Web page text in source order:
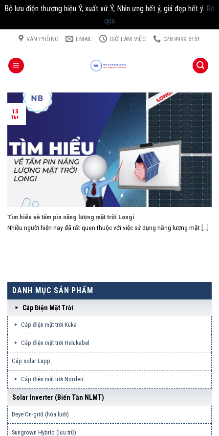
Bộ lưu điện thương hiệu Ý, xuất xứ Ý, Nhìn ưng hết ý, giá đẹp hết ý. Bỏ
qua
Chuyển
dung
VĂN PHÒNG EMAIL GIỜ LÀM VIỆC 028.9999.5151
Tìm hiểu về tấm pin năng lượng mặt trời Longi
Nhiều người hiện nay đã rất quen thuộc với việc sử dụng năng lượng mặt [...]
13
Th4
DANH MỤC SẢN PHẨM
Cáp Điện Mặt Trời
Cáp điện mặt trời Kuka
Cáp điện mặt trời Helukabel
Cáp solar Lapp
Cáp điện mặt trời Norden
Solar Inverter (biến Tần NLMT)
Deye On-grid (hòa lưới)
Sungrown Hybrid (lưu trữ)